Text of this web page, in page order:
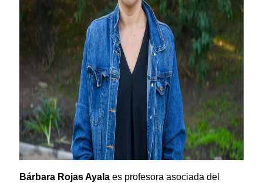
Bárbara Rojas Ayala es profesora asociada del